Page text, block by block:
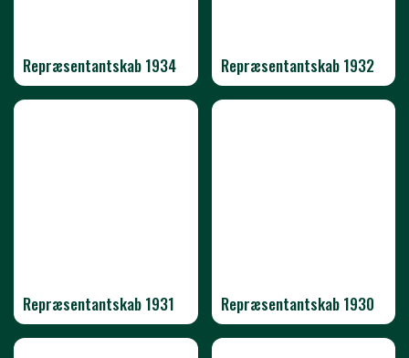
Repræsentantskab 1934 Repræsentantskab 1932
Repræsentantskab 1931 Repræsentantskab 1930